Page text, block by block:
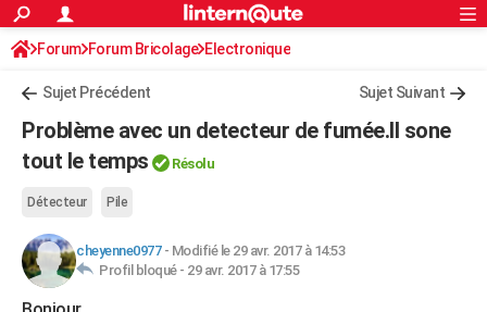
ACTUALITÉS
Politique
Société
Faits Divers
Education
Monde
Villes
+
Programme TV
TNTStreaming
Cinéma
Sorties cinéma
Musique
+FINANCE
Retraite
Impôts
Epargne
Immobilier
Risques naturels par ville
Banque
Assurance
Crédit
AUTO
Essais
Réserver un essai
Citadines
Berlines
SUV
Forum auto
HIGH-TECH
Mobiles
Meilleur smartphone
Internet
Ordinateurs
Jeux vidéo
Guide high-tech
BRICOLAGE
S'inscrire
Connexion
Forum Forum Bricolage Electronique
Sujet Précédent Sujet Suivant
Problème avec un detecteur de fumée.Il sone
tout le temps
Résolu
Détecteur Pile
cheyenne0977- Modifié le 29 avr. 2017 à 14:53
Profil bloqué - 29 avr. 2017 à 17:55